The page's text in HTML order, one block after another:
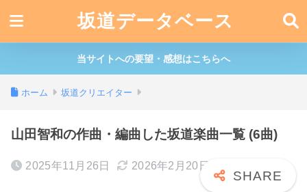
坂道データベース
当サイトへの要望・感想はこちらへ
ホーム 坂道クリエイター
山田智和の作曲・編曲した坂道楽曲一覧 (6曲)
2025年11月26日 2026年2月20日